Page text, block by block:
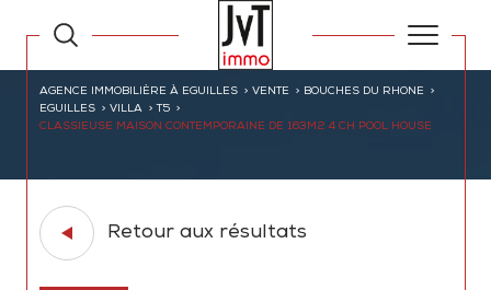
AGENCE IMMOBILIÈRE À EGUILLES VENTE
BOUCHES DU RHONE
EGUILLES
VILLA
T5
CLASSIEUSE MAISON CONTEMPORAINE DE 163M2 4 CH POOL HOUSE
Retour aux résultats